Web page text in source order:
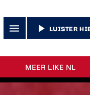
MEER LIKE NL
menu play_arrow LUISTER